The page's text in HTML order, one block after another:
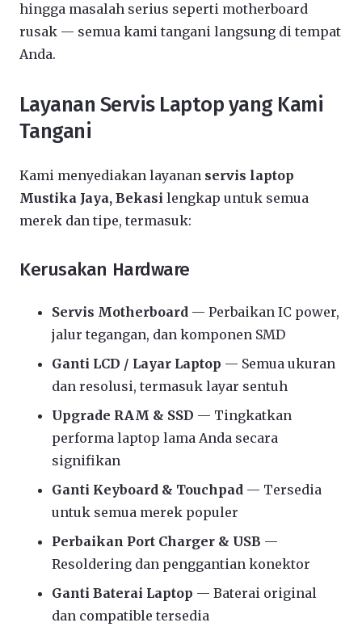
hingga masalah serius seperti motherboard
rusak — semua kami tangani langsung di tempat
Anda.
Layanan Servis Laptop yang Kami
Tangani
Kami menyediakan layanan servis laptop
Mustika Jaya, Bekasi lengkap untuk semua
merek dan tipe, termasuk:
Kerusakan Hardware
Servis Motherboard — Perbaikan IC power,
jalur tegangan, dan komponen SMD
Ganti LCD / Layar Laptop — Semua ukuran
dan resolusi, termasuk layar sentuh
Upgrade RAM & SSD — Tingkatkan
performa laptop lama Anda secara
signifikan
Ganti Keyboard & Touchpad — Tersedia
untuk semua merek populer
Perbaikan Port Charger & USB —
Resoldering dan penggantian konektor
Ganti Baterai Laptop — Baterai original
dan compatible tersedia